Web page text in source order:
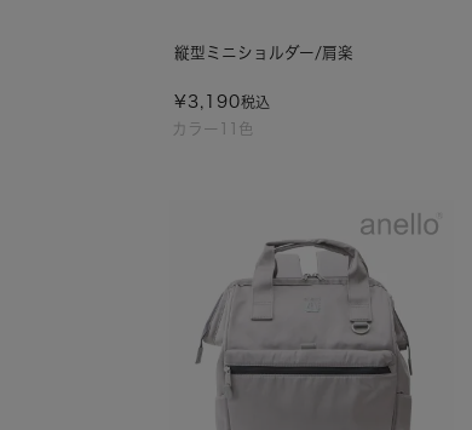
カラー11色
縦型ミニショルダー/肩楽
¥ 3,190税込